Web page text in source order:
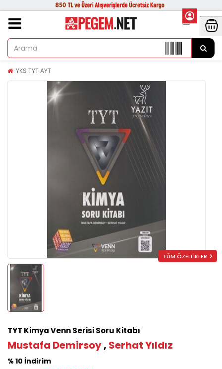
YKS TYT AYT
TÜM ÖZELLİKLER
TYT Kimya Venn Serisi Soru Kitabı
Mustafa Demirsoy, Serhat Yıldız
% 10 İndirim